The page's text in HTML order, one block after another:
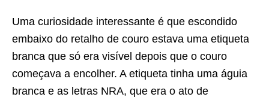
Uma curiosidade interessante é que escondido
embaixo do retalho de couro estava uma etiqueta
branca que só era visível depois que o couro
começava a encolher. A etiqueta tinha uma águia
branca e as letras NRA, que era o ato de